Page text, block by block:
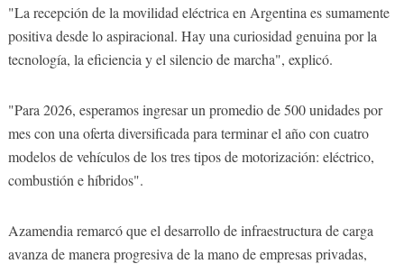
"La recepción de la movilidad eléctrica en Argentina es sumamente
positiva desde lo aspiracional. Hay una curiosidad genuina por la
tecnología, la eficiencia y el silencio de marcha", explicó.
"Para 2026, esperamos ingresar un promedio de 500 unidades por
mes con una oferta diversificada para terminar el año con cuatro
modelos de vehículos de los tres tipos de motorización: eléctrico,
combustión e híbridos".
Azamendia remarcó que el desarrollo de infraestructura de carga
avanza de manera progresiva de la mano de empresas privadas,